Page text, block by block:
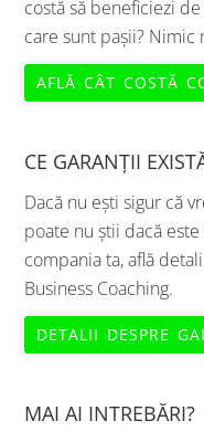
costă să beneficiezi
care sunt pașii? Nimic
AFLĂ CÂT COSTĂ
CE GARANȚII
Dacă nu ești sigur că
poate nu știi dacă
compania ta, află
Business Coaching.
DETALII DESPRE
MAI AI INTREBĂRI?